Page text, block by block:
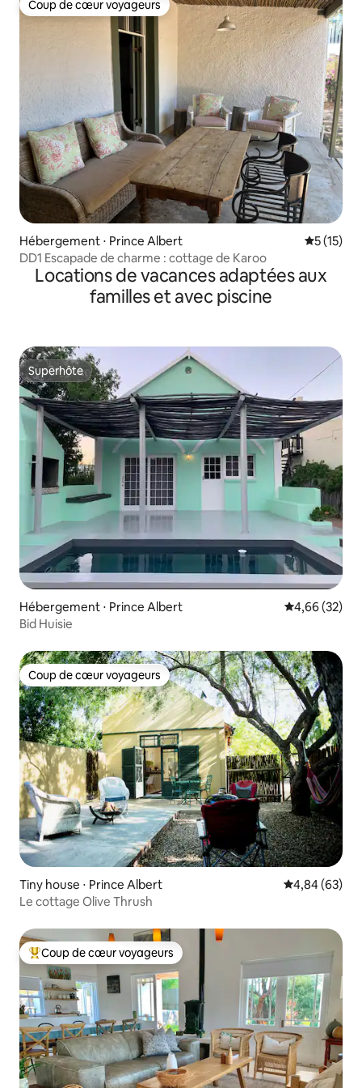
Coup de cœur voyageurs
Coup de cœur voyageurs
Hébergement ⋅ Prince Albert
5 (15)
DD1 Escapade de charme : cottage de Karoo
Locations de vacances adaptées aux
familles et avec piscine
Superhôte
Superhôte
Hébergement ⋅ Prince Albert Évaluation
4,66 (32)
Bid Huisie
Coup de cœur voyageurs
Coup de cœur voyageurs
Tiny house ⋅ Prince Albert Évaluation
4,84 (63)
Le cottage Olive Thrush
Coups de cœur voyageurs les plus appréciés
Coup de cœur voyageurs